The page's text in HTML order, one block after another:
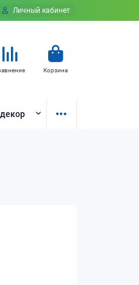
Личный кабинет
Корзина